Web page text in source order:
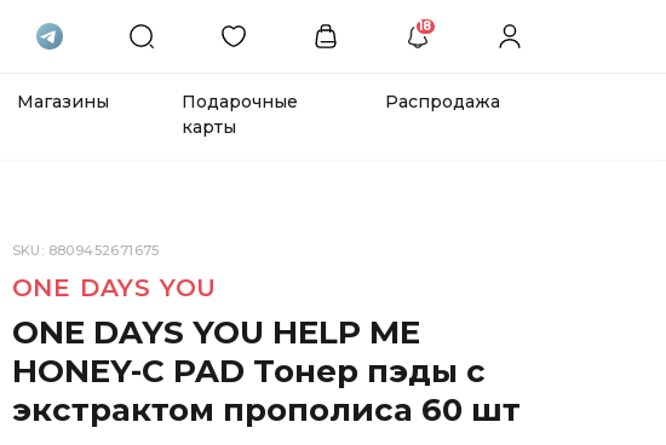
18
Магазины
Подарочные
карты
Распродажа
SKU: 8809452671675
ONE DAYS YOU
ONE DAYS YOU HELP ME
HONEY-C PAD Тонер пэды с
экстрактом прополиса 60 шт